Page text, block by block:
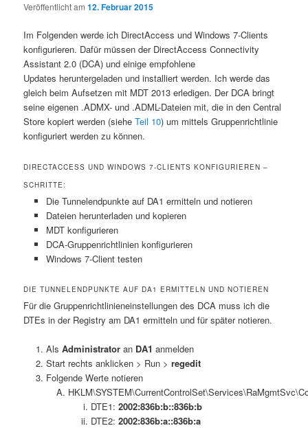
Veröffentlicht am12. Februar 2015
Im Folgenden werde ich DirectAccess und Windows 7-Clients
konfigurieren. Dafür müssen der DirectAccess Connectivity
Assistant 2.0 (DCA) und einige empfohlene
Updates heruntergeladen und installiert werden. Ich werde das
gleich beim Aufsetzen mit MDT 2013 erledigen. Der DCA bringt
seine eigenen .ADMX- und .ADML-Dateien mit, die in den Central
Store kopiert werden (sieheTeil 10) um mittels Gruppenrichtlinie
konfiguriert werden zu können.
DIRECTACCESS UND WINDOWS 7-CLIENTS KONFIGURIEREN –
SCHRITTE:
Die Tunnelendpunkte auf DA1 ermitteln und notieren
Dateien herunterladen und kopieren
MDT konfigurieren
DCA-Gruppenrichtlinien konfigurieren
Windows 7-Client testen
DIE TUNNELENDPUNKTE AUF DA1 ERMITTELN UND NOTIEREN
Für die Gruppenrichtlinieneinstellungen des DCA muss ich die
DTEs in der Registry am DA1 ermitteln und für später notieren.
Als Administratoran DA1 anmelden
Start rechts anklicken > Run > regedit
Folgende Werte notieren
DTE1: 2002:836b:b::836b:b
DTE2: 2002:836b:a::836b:a